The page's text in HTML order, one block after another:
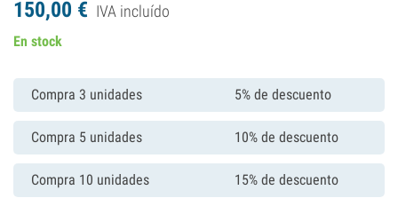
150,00 € IVA incluído
En stock
Compra 3 unidades 5% de descuento
Compra 5 unidades 10% de descuento
Compra 10 unidades 15% de descuento